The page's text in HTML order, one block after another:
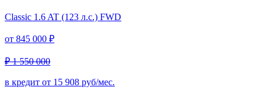
Classic 1.6 AT (123 л.с.) FWD
от 845 000 ₽
₽ 1 550 000
в кредит от 15 908 руб/мес.